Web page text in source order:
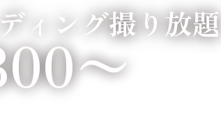
ィング撮り放題
〜